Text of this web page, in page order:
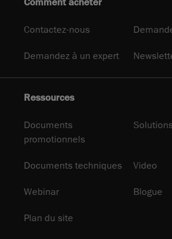
Comment acheter
Contactez-nous
Demandez à un expert
Ressources
Documents
promotionnels
Documents techniques Video
Webinar Blogue
Plan du site